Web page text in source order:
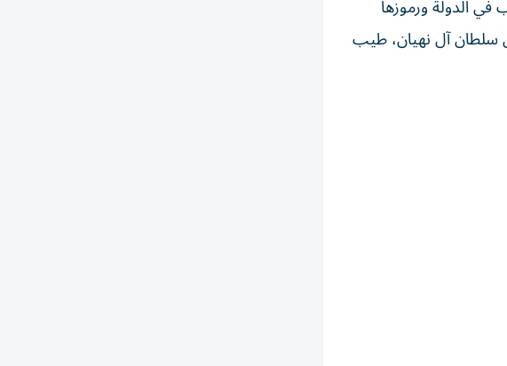
الدولة ورموزها
سلطان آل نهيان، طيب